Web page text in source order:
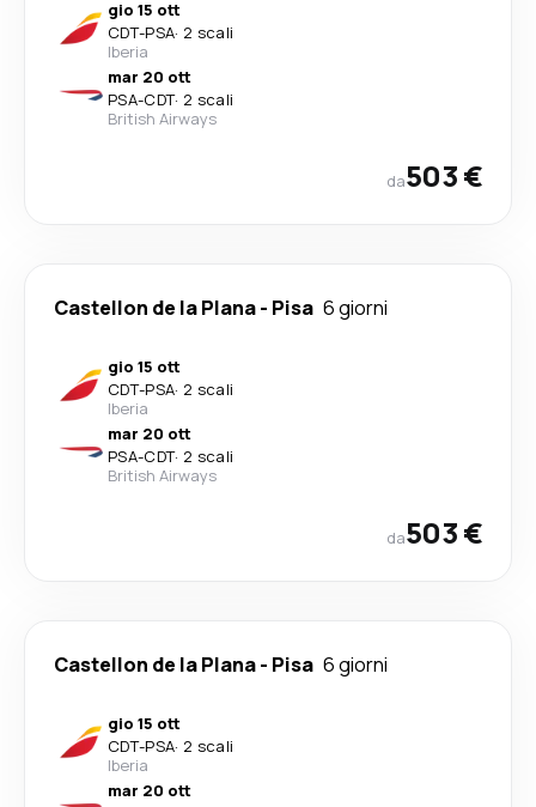
gio 15 ott
CDT-PSA· 2 scali
Iberia
mar 20 ott
PSA-CDT· 2 scali
British Airways
da503 €
Castellon de la Plana- Pisa 6 giorni
gio 15 ott
CDT-PSA· 2 scali
Iberia
mar 20 ott
PSA-CDT· 2 scali
British Airways
da503 €
Castellon de la Plana- Pisa 6 giorni
gio 15 ott
CDT-PSA· 2 scali
Iberia
mar 20 ott